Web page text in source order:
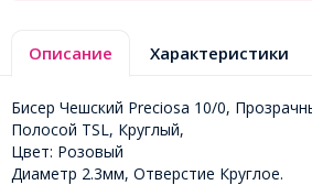
Описание Характеристики
Бисер Чешский Preciosa 10/0,
Полосой TSL, Круглый,
Цвет: Розовый
Диаметр 2.3мм, Отверстие Круглое.